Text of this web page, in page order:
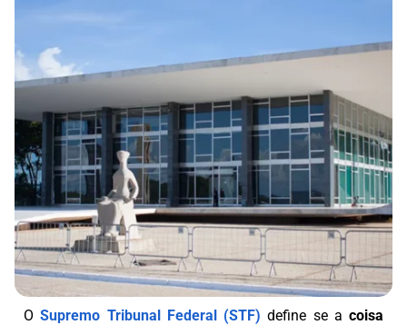
OSupremo Tribunal Federal (STF) define se a coisa